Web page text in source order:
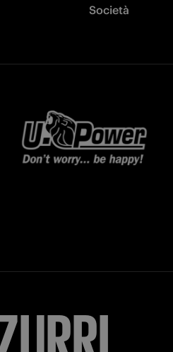
Società